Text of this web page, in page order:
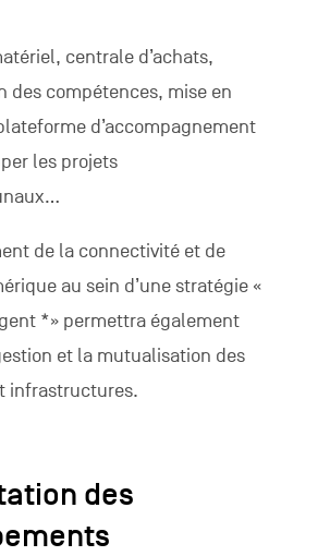
centrale d’achats,
des compétences, mise en
d’accompagnement
les projets
de la connectivité et de
au sein d’une stratégie «
*» permettra également
et la mutualisation des
infrastructures.
des